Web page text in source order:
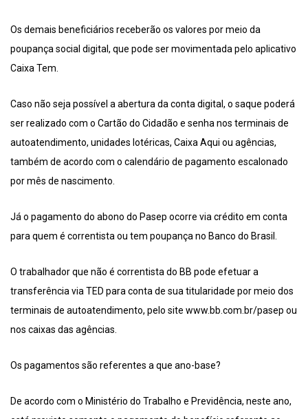
Os demais beneficiários receberão os valores por meio da
poupança social digital, que pode ser movimentada pelo aplicativo
Caixa Tem.
Caso não seja possível a abertura da conta digital, o saque poderá
ser realizado com o Cartão do Cidadão e senha nos terminais de
autoatendimento, unidades lotéricas, Caixa Aqui ou agências,
também de acordo com o calendário de pagamento escalonado
por mês de nascimento.
Já o pagamento do abono do Pasep ocorre via crédito em conta
para quem é correntista ou tem poupança no Banco do Brasil.
O trabalhador que não é correntista do BB pode efetuar a
transferência via TED para conta de sua titularidade por meio dos
terminais de autoatendimento, pelo site www.bb.com.br/pasep ou
nos caixas das agências.
Os pagamentos são referentes a que ano-base?
De acordo com o Ministério do Trabalho e Previdência, neste ano,